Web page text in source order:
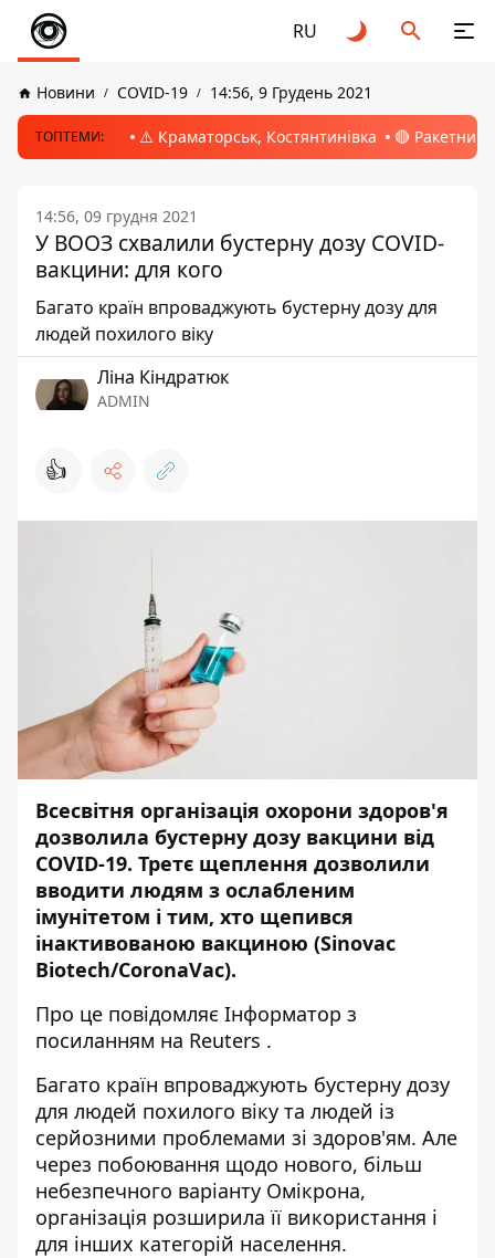
RU
Новини COVID-19 14:56, 9 Грудень 2021
ТОПТЕМИ: ⚠️ Краматорськ, Костянтинівка 🔴 Ракетний
14:56, 09 грудня 2021
У ВООЗ схвалили бустерну дозу COVID-
вакцини: для кого
Багато країн впроваджують бустерну дозу для
людей похилого віку
Ліна Кіндратюк
ADMIN
👍
Всесвітня організація охорони здоров'я
дозволила бустерну дозу вакцини від
COVID-19. Третє щеплення дозволили
вводити людям з ослабленим
імунітетом і тим, хто щепився
інактивованою вакциною (Sinovac
Biotech/CoronaVac).
Про це повідомляє Інформатор з
посиланням на Reuters .
Багато країн впроваджують бустерну дозу
для людей похилого віку та людей із
серйозними проблемами зі здоров'ям. Але
через побоювання щодо нового, більш
небезпечного варіанту Омікрона,
організація розширила її використання і
для інших категорій населення.